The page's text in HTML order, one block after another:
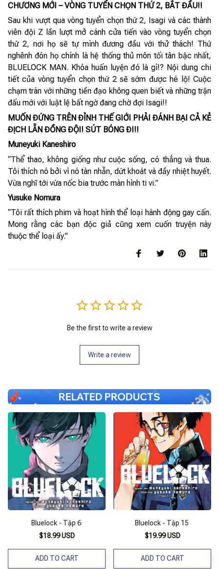
CHƯƠNG MỚI – VÒNG TUYỂN CHỌN THỨ 2, BẮT ĐẦU!!
Sau khi vượt qua vòng tuyển chọn thứ 2, Isagi và các thành
viên đội Z lần lượt mở cánh cửa tiến vào vòng tuyển chọn
thứ 2, nơi họ sẽ tự mình đương đầu với thử thách! Thứ
nghênh đón họ chính là hệ thống thủ môn tối tân bậc nhất,
BLUELOCK MAN. Khóa huấn luyện đó là gì!? Nội dung chi
tiết của vòng tuyển chọn thứ 2 sẽ sớm được hé lộ! Cuộc
chạm trán với những tiền đạo không quen biết và những trận
đấu mới với luật lệ bất ngờ đang chờ đợi Isagi!!
MUỐN ĐỨNG TRÊN ĐỈNH THẾ GIỚI PHẢI ĐÁNH BẠI CẢ KẺ
ĐỊCH LẪN ĐỒNG ĐỘI! SÚT BÓNG ĐI!!
Muneyuki Kaneshiro
“Thể thao, không giống như cuộc sống, có thắng và thua.
Tôi thích nó bởi vì nó tàn nhẫn, dứt khoát và đầy nhiệt huyết.
Vừa nghĩ tới vừa nốc bia trước màn hình ti vi.”
Yusuke Nomura
“Tôi rất thích phim và hoạt hình thể loại hành động gay cấn.
Mong rằng các bạn độc giả cũng xem cuốn truyện này
thuộc thể loại ấy.”
Be the first to write a review
Write a review
RELATED PRODUCTS
Bluelock - Tập 6
$18.99 USD
ADD TO CART
Bluelock - Tập 15
$19.99 USD
ADD TO CART